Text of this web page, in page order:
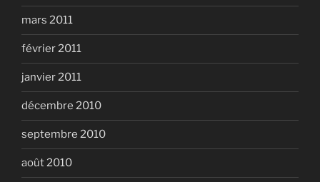
mars 2011
février 2011
janvier 2011
décembre 2010
septembre 2010
août 2010